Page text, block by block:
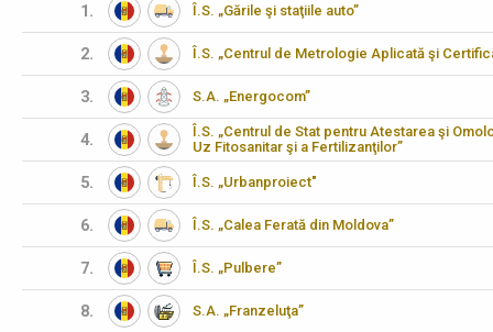
1. Î.S. „Gările şi staţiile auto”
2. Î.S. „Centrul de Metrologie Aplicată şi
3. S.A. „Energocom”
4.
Î.S. „Centrul de Stat pentru Atestarea şi
Uz Fitosanitar şi a Fertilizanţilor”
5. Î.S. „Urbanproiect"
6. Î.S. „Calea Ferată din Moldova”
7. Î.S. „Pulbere”
8. S.A. „Franzeluţa”